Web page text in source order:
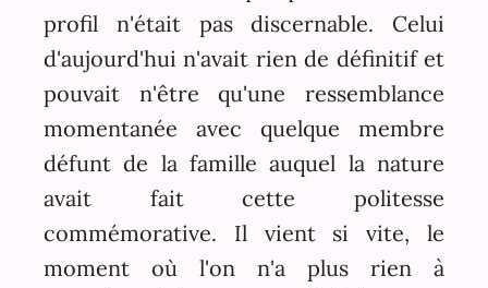
profil n'était pas discernable. Celui
d'aujourd'hui n'avait rien de définitif et
pouvait n'être qu'une ressemblance
momentanée avec quelque membre
défunt de la famille auquel la nature
avait fait cette politesse
commémorative. Il vient si vite, le
moment où l'on n'a plus rien à